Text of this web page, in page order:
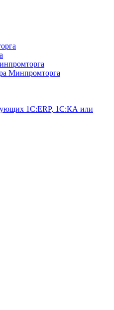
Минпромторга
1C:ERP, 1С:КА или